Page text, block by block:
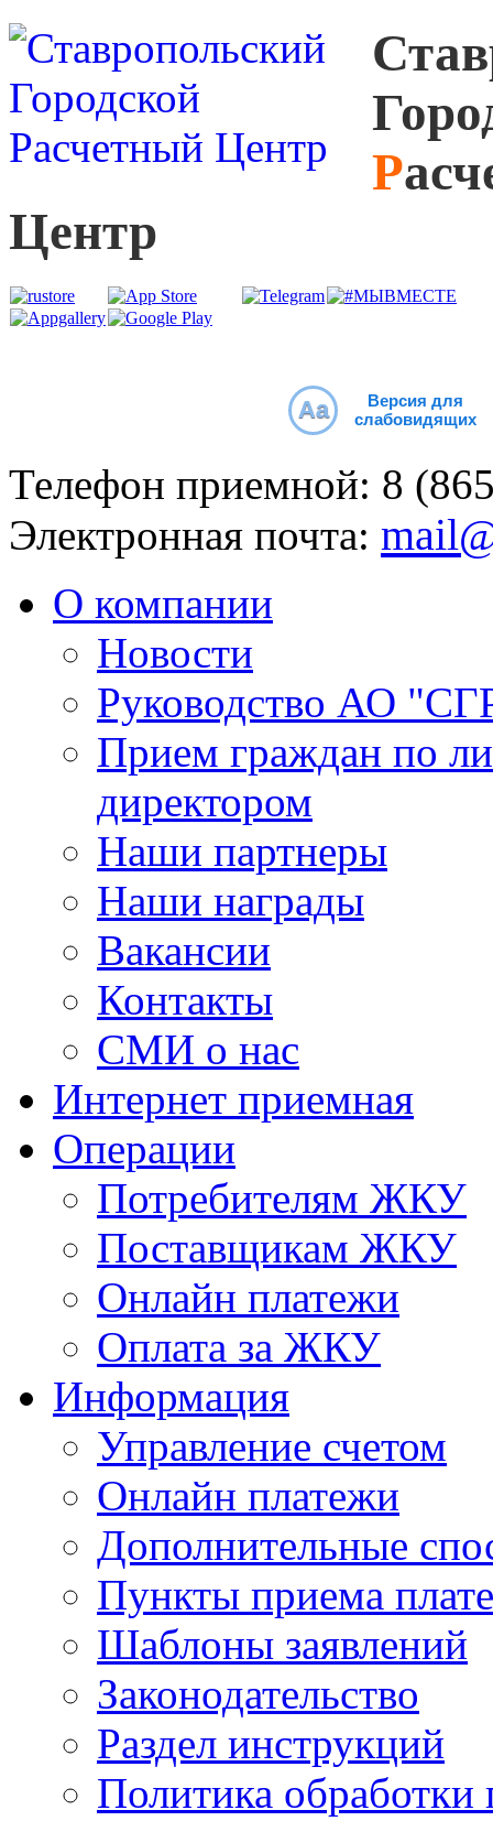
С
Г
Р
Центр
Aa
Версия для
слабовидящих
Телефон приемной: 8
Электронная почта:
О компании
Новости
Руководство АО
Прием граждан по
директором
Наши партнеры
Наши награды
Вакансии
Контакты
СМИ о нас
Интернет приемная
Операции
Потребителям ЖКУ
Поставщикам ЖКУ
Онлайн платежи
Оплата за ЖКУ
Информация
Управление счетом
Онлайн платежи
Дополнительные
Пункты приема
Шаблоны заявлений
Законодательство
Раздел инструкций
Политика